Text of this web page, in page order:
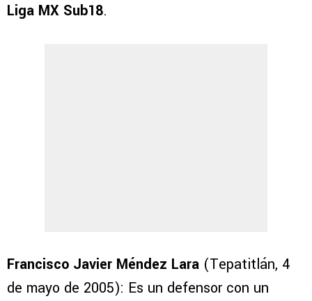
Liga MX Sub18.
Francisco Javier Méndez Lara (Tepatitlán, 4
de mayo de 2005): Es un defensor con un